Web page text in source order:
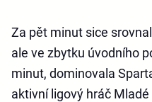
Za pět minut sice
ale ve zbytku úvodního
minut, dominovala
aktivní ligový hráč